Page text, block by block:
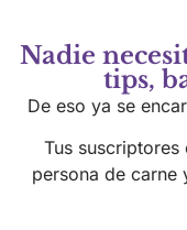
Nadie
tips,
De eso ya se
Tus suscriptores
persona de carne